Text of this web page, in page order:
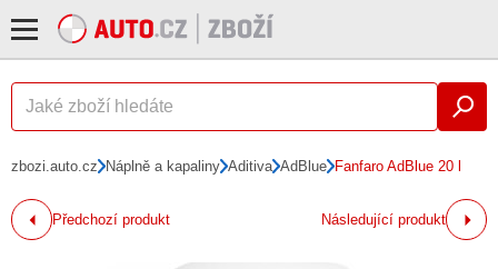
zbozi.auto.cz Náplně a kapaliny Aditiva AdBlue Fanfaro AdBlue 20 l
Předchozí produkt Následující produkt